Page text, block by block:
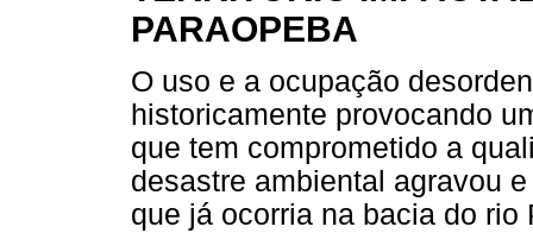
PARAOPEBA
O uso e a ocupação
historicamente provocando
que tem comprometido a
desastre ambiental agravou
que já ocorria na bacia do rio